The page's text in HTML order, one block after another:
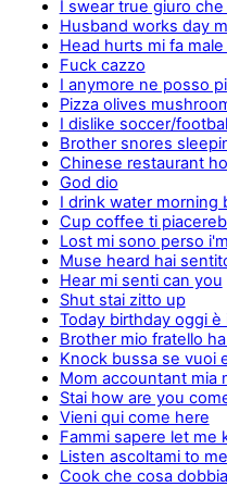
I swear true giuro
Husband works day
Head hurts mi fa
Fuck cazzo
I anymore ne posso
Pizza olives
I dislike soccer/
Brother snores
Chinese restaurant
God dio
I drink water morning
Cup coffee ti
Lost mi sono perso i'm
Muse heard hai
Hear mi senti can you
Shut stai zitto up
Today birthday oggi
Brother mio fratello
Knock bussa se vuoi
Mom accountant mia
Stai how are you
Vieni qui come here
Fammi sapere let me
Listen ascoltami to me
Cook che cosa